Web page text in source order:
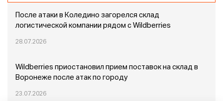
После атаки в Коледино загорелся склад
логистической компании рядом с Wildberries
28.07.2026
Wildberries приостановил прием поставок на склад в
Воронеже после атак по городу
23.07.2026